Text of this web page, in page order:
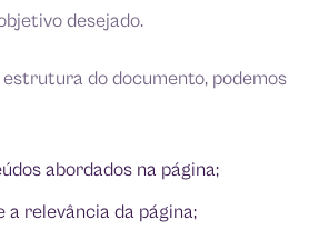
desejado.
do documento, podemos
abordados na página;
relevância da página;